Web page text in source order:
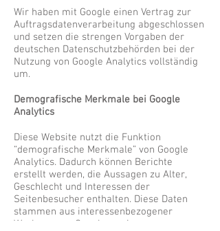
Wir haben mit Google einen Vertrag zur
Auftragsdatenverarbeitung abgeschlossen
und setzen die strengen Vorgaben der
deutschen Datenschutzbehörden bei der
Nutzung von Google Analytics vollständig
um.
Demografische Merkmale bei Google
Analytics
Diese Website nutzt die Funktion
“demografische Merkmale” von Google
Analytics. Dadurch können Berichte
erstellt werden, die Aussagen zu Alter,
Geschlecht und Interessen der
Seitenbesucher enthalten. Diese Daten
stammen aus interessenbezogener
Werbung von Google sowie aus